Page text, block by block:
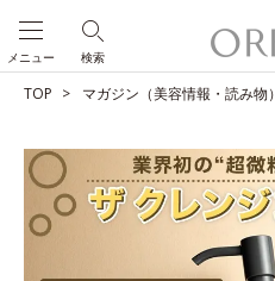
検索
メニュー
TOP マガジン（美容情報・読み物）